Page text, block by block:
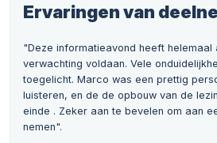
Ervaringen van
"Deze informatieavond heeft helemaal
verwachting voldaan. Vele
toegelicht. Marco was een prettig
luisteren, en de de opbouw van de
einde . Zeker aan te bevelen om aan
nemen".